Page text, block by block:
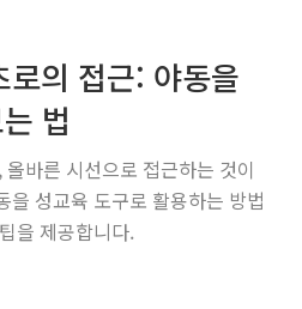
의 접근: 야동을
법
바른 시선으로 접근하는 것이
을 성교육 도구로 활용하는 방법
을 제공합니다.